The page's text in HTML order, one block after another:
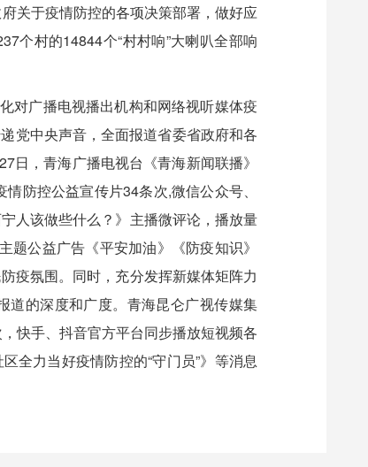
关于疫情防控的各项决策部署，做好应
个村的14844个“村村响”大喇叭全部响
对广播电视播出机构和网络视听媒体疫
党中央声音，全面报道省委省政府和各
日，青海广播电视台《青海新闻联播》
防控公益宣传片34条次,微信公众号、
人该做些什么？》主播微评论，播放量
公益广告《平安加油》《防疫知识》
疫氛围。同时，充分发挥新媒体矩阵力
道的深度和广度。青海昆仑广视传媒集
快手、抖音官方平台同步播放短视频各
全力当好疫情防控的“守门员”》等消息